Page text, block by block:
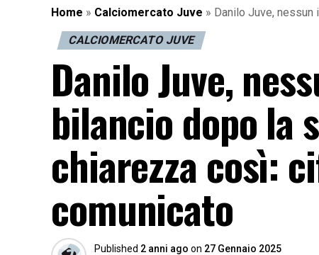
Home » Calciomercato Juve » Danilo Juve,
CALCIOMERCATO JUVE
Danilo Juve,
bilancio dopo la
chiarezza così:
comunicato
Published 2 anni ago on 27 Gennaio 2025